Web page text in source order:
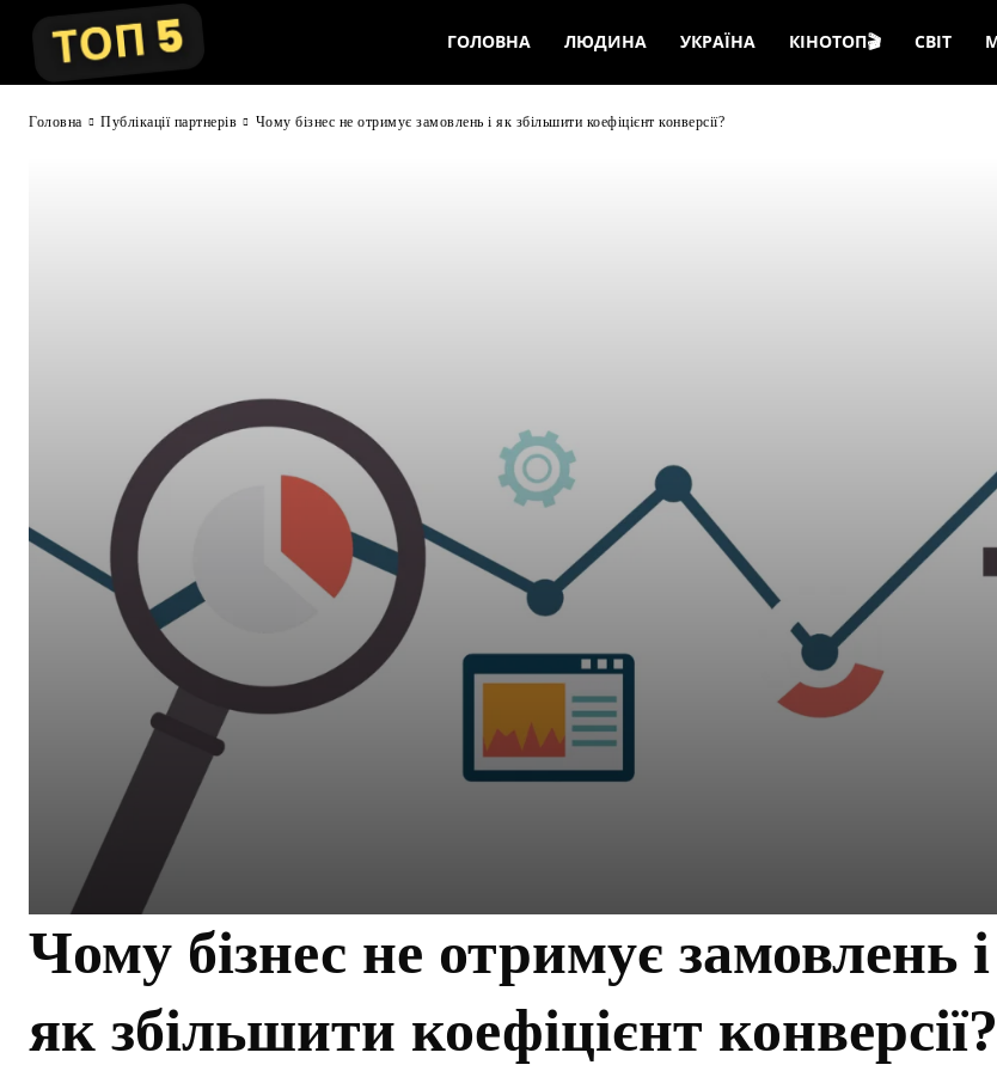
ГОЛОВНА ЛЮДИНА УКРАЇНА КІНОТОП🎬 СВІТ
Головна Публікації партнерів Чому бізнес не отримує замовлень і як збільшити коефіцієнт конверсії?
Чому бізнес не отримує замовлень і
як збільшити коефіцієнт конверсії?